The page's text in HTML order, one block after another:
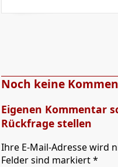
Noch keine
Eigenen Kommentar
Rückfrage stellen
Ihre E-Mail-Adresse wird
Felder sind markiert *